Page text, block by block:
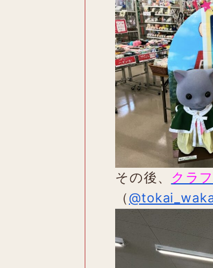
その後、 クラ
（